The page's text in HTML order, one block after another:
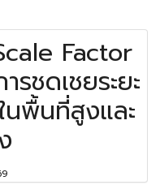
Factor
รชดเชยระยะ
นพื้นที่สูงและ